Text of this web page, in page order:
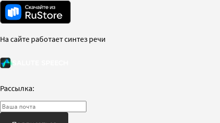
На сайте работает синтез речи
Рассылка: